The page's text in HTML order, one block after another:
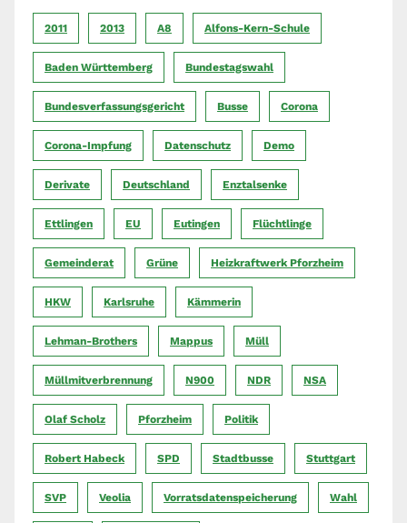
2011 2013 A8 Alfons-Kern-Schule
Baden Württemberg Bundestagswahl
Bundesverfassungsgericht Busse Corona
Corona-Impfung Datenschutz Demo
Derivate Deutschland Enztalsenke
Ettlingen EU Eutingen Flüchtlinge
Gemeinderat Grüne Heizkraftwerk Pforzheim
HKW Karlsruhe Kämmerin
Lehman-Brothers Mappus Müll
Müllmitverbrennung N900 NDR NSA
Olaf Scholz Pforzheim Politik
Robert Habeck SPD Stadtbusse Stuttgart
SVP Veolia Vorratsdatenspeicherung Wahl